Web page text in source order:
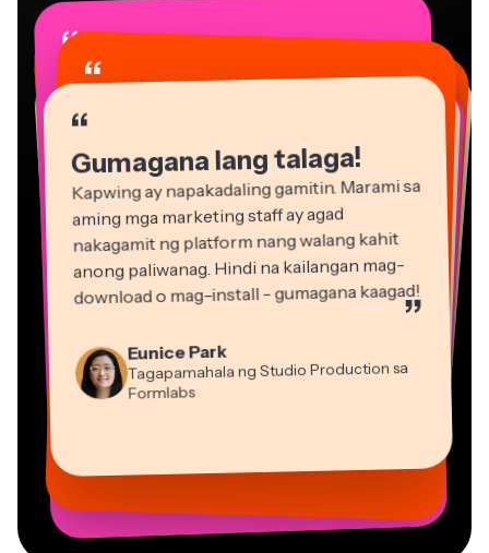
“
Gumagana lang talaga!
Kapwing ay napakadaling gamitin. Marami sa
aming mga marketing staff ay agad
nakagamit ng platform nang walang kahit
anong paliwanag. Hindi na kailangan mag-
download o mag-install - gumagana kaagad!”
Tagapamahala ng Studio Production sa
Formlabs
“
“
AuthentIQMarketing.com
“
Panos Papagapiou
Kasamang Tagapamahala sa EPATHLON
“
“
Gracie Peng
Direktor ng Nilalaman
“
Editor ng Video
“
Natasha Ball
“
Mitch Rawlings
“
Dina Segovia
Virtual Manggagawa sa Freelance